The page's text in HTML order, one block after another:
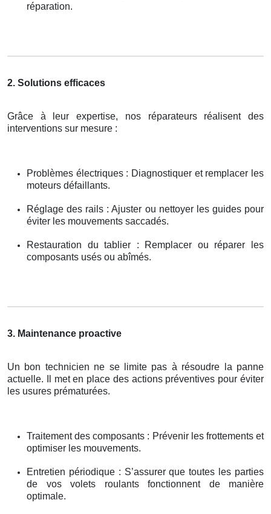
réparation.
2. Solutions efficaces
Grâce à leur expertise, nos réparateurs réalisent des
interventions sur mesure :
Problèmes électriques : Diagnostiquer et remplacer les
moteurs défaillants.
Réglage des rails : Ajuster ou nettoyer les guides pour
éviter les mouvements saccadés.
Restauration du tablier : Remplacer ou réparer les
composants usés ou abîmés.
3. Maintenance proactive
Un bon technicien ne se limite pas à résoudre la panne
actuelle. Il met en place des actions préventives pour éviter
les usures prématurées.
Traitement des composants : Prévenir les frottements et
optimiser les mouvements.
Entretien périodique : S’assurer que toutes les parties
de vos volets roulants fonctionnent de manière
optimale.